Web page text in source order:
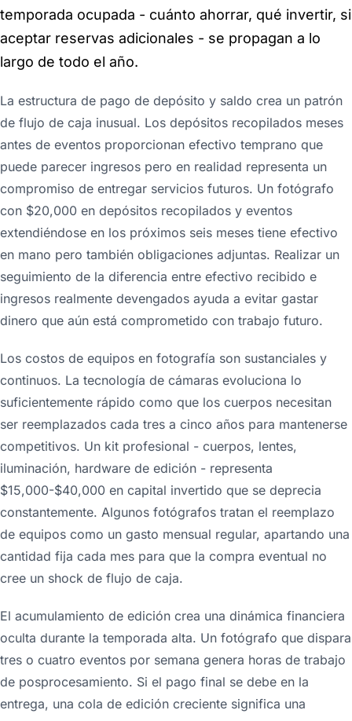
temporada ocupada - cuánto ahorrar, qué invertir, si
aceptar reservas adicionales - se propagan a lo
largo de todo el año.
La estructura de pago de depósito y saldo crea un patrón
de flujo de caja inusual. Los depósitos recopilados meses
antes de eventos proporcionan efectivo temprano que
puede parecer ingresos pero en realidad representa un
compromiso de entregar servicios futuros. Un fotógrafo
con $20,000 en depósitos recopilados y eventos
extendiéndose en los próximos seis meses tiene efectivo
en mano pero también obligaciones adjuntas. Realizar un
seguimiento de la diferencia entre efectivo recibido e
ingresos realmente devengados ayuda a evitar gastar
dinero que aún está comprometido con trabajo futuro.
Los costos de equipos en fotografía son sustanciales y
continuos. La tecnología de cámaras evoluciona lo
suficientemente rápido como que los cuerpos necesitan
ser reemplazados cada tres a cinco años para mantenerse
competitivos. Un kit profesional - cuerpos, lentes,
iluminación, hardware de edición - representa
$15,000-$40,000 en capital invertido que se deprecia
constantemente. Algunos fotógrafos tratan el reemplazo
de equipos como un gasto mensual regular, apartando una
cantidad fija cada mes para que la compra eventual no
cree un shock de flujo de caja.
El acumulamiento de edición crea una dinámica financiera
oculta durante la temporada alta. Un fotógrafo que dispara
tres o cuatro eventos por semana genera horas de trabajo
de posprocesamiento. Si el pago final se debe en la
entrega, una cola de edición creciente significa una